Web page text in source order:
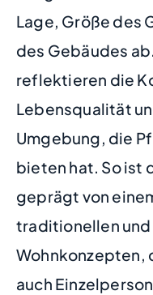
Lage, Größe des
des Gebäudes
reflektieren die
Lebensqualität
Umgebung, die
bieten hat. So ist
geprägt von
traditionellen
Wohnkonzepten,
auch